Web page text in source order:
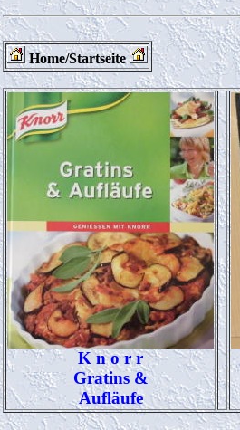
Home/Startseite
K n o r r
Gratins &
Aufläufe